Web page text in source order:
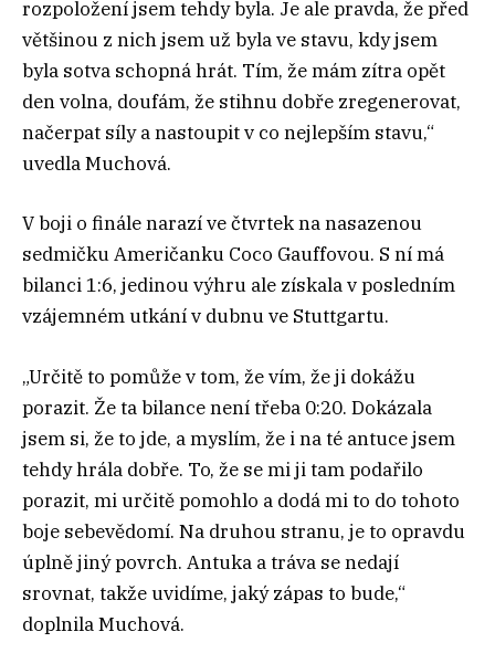
rozpoložení jsem tehdy byla. Je ale pravda, že před
většinou z nich jsem už byla ve stavu, kdy jsem
byla sotva schopná hrát. Tím, že mám zítra opět
den volna, doufám, že stihnu dobře zregenerovat,
načerpat síly a nastoupit v co nejlepším stavu,“
uvedla Muchová.
V boji o finále narazí ve čtvrtek na nasazenou
sedmičku Američanku Coco Gauffovou. S ní má
bilanci 1:6, jedinou výhru ale získala v posledním
vzájemném utkání v dubnu ve Stuttgartu.
„Určitě to pomůže v tom, že vím, že ji dokážu
porazit. Že ta bilance není třeba 0:20. Dokázala
jsem si, že to jde, a myslím, že i na té antuce jsem
tehdy hrála dobře. To, že se mi ji tam podařilo
porazit, mi určitě pomohlo a dodá mi to do tohoto
boje sebevědomí. Na druhou stranu, je to opravdu
úplně jiný povrch. Antuka a tráva se nedají
srovnat, takže uvidíme, jaký zápas to bude,“
doplnila Muchová.